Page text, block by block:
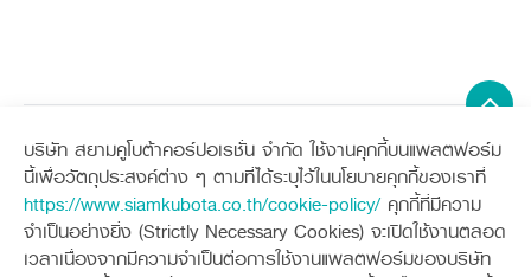
บริษัท สยามคูโบต้าคอร์ปอเรชั่น จำกัด ใช้งานคุกกี้บนแพลตฟอร์ม
นี้เพื่อวัตถุประสงค์ต่าง ๆ ตามที่ได้ระบุไว้ในนโยบายคุกกี้ของเราที่
https://www.siamkubota.co.th/cookie-policy/คุกกี้ที่มีความ
จำเป็นอย่างยิ่ง (Strictly Necessary Cookies) จะเปิดใช้งานตลอด
เวลาเนื่องจากมีความจำเป็นต่อการใช้งานแพลตฟอร์มของบริษัท
Sitemap
เครื่องจักรกลการเกษตร
แทรกเตอร์
อุปกรณ์ต่อพ่วงแทรกเตอร์
เครื่องจักรกลก่อสร้าง
รถขุดขนาดเล็ก
อุปกรณ์ต่อพ่วงรถขุด
ช่องทางการติดตาม ศูนย์ลูกค้าสัมพันธ์คูโบต้า คอนเนค